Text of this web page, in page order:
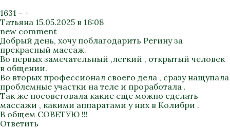
1631 - +
Татьяна 15.05.2025 в 16:08
new comment
Добрый день, хочу поблагодарить Регину за
прекрасный массаж.
Во первых замечательный ,легкий , открытый человек
в общении.
Во вторых профессионал своего дела , сразу нащупала
проблемные участки на теле и проработала .
Так же посоветовала какие еще можно сделать
массажи , какими аппаратами у них в Колибри .
В общем СОВЕТУЮ !!!
Ответить